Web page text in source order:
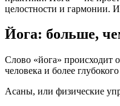
целостности и гармонии.
Йога: больше,
Слово «йога» происходит
человека и более
Асаны, или физические